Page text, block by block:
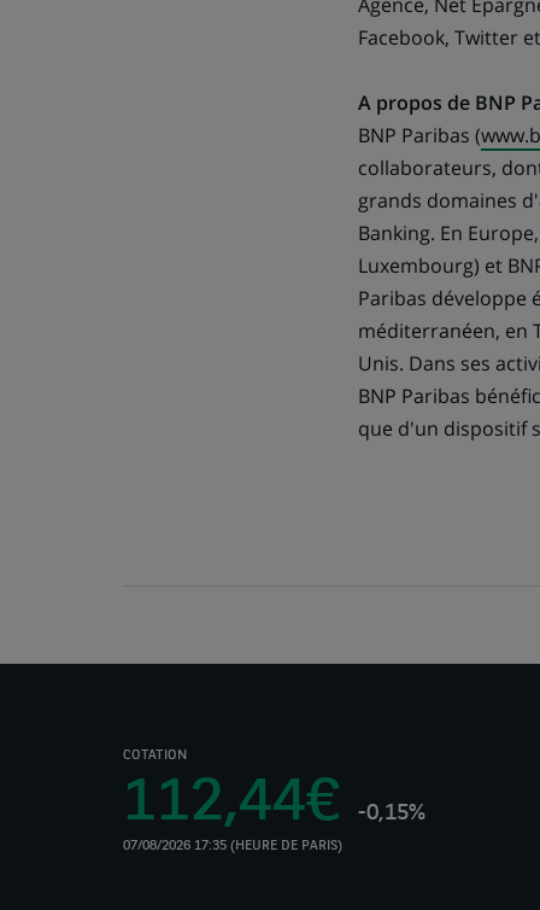
Facebook, Twitter
A propos de BNP
BNP Paribas (
collaborateurs,
grands domaines
Banking. En
Luxembourg) et
Paribas développe
méditerranéen, en
Unis. Dans ses
BNP Paribas
que d'un dispositif
COTATION
112,44€ -0,15%
07/08/2026 17:35 (HEURE DE PARIS)